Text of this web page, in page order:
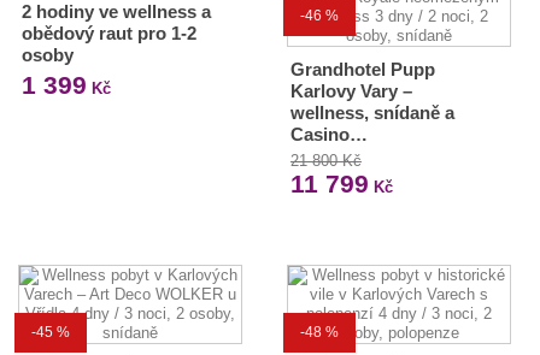
2 hodiny ve wellness a
obědový raut pro 1-2
osoby
1 399 Kč
-46 %
Grandhotel Pupp
Karlovy Vary –
wellness, snídaně a
Casino…
21 800 Kč
11 799 Kč
-45 % -48 %